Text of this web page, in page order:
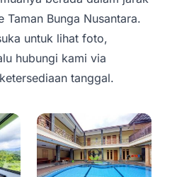
Taman Bunga Nusantara.
untuk lihat foto,
hubungi kami via
tanggal.